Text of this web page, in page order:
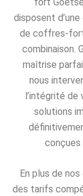
disposent
de coffres-
combinaison.
maîtrise
nous
l’intégrité
solutions
conçues
En plus de
des tarifs